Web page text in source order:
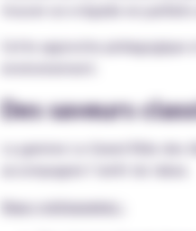
Cette approche
Des saveurs
La gamme Le Grand Rôle
accompagner l’arrêt du tabac.
Vous y retrouverez :